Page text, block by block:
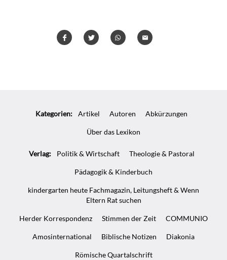
InfosKategorien: Artikel Autoren Abkürzungen
Über das Lexikon
Verlag: Politik & Wirtschaft Theologie & Pastoral
Pädagogik & Kinderbuch
kindergarten heute Fachmagazin, Leitungsheft & Wenn
Eltern Rat suchen
Herder Korrespondenz Stimmen der Zeit COMMUNIO
Amosinternational Biblische Notizen Diakonia
Römische Quartalschrift